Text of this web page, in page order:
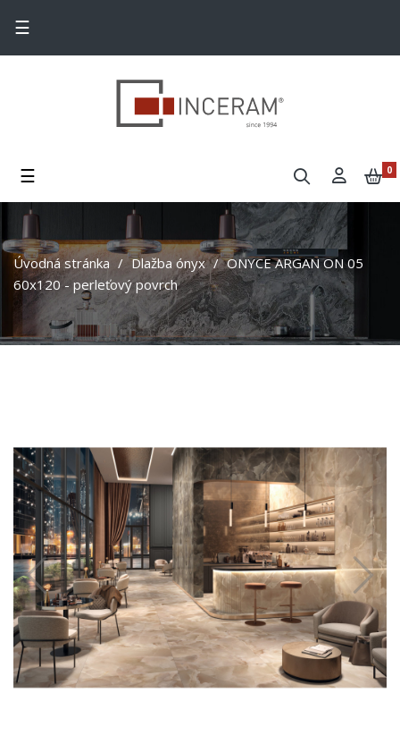
Toggle navigation
☰
Toggle navigation
☰ 0
Úvodná stránka Dlažba ónyx
ONYCE ARGAN ON 05
60x120 - perleťový povrch